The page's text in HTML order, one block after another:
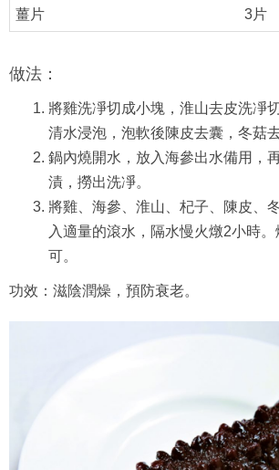
薑片 3片
做法：
將雞洗凈切成小塊，淮山去皮洗凈
清水浸泡，泡軟後陳皮去囊，冬菇去
鍋內燒開水，放入海參出水備用，
漬，撈出洗凈。
將雞、海參、淮山、杞子、陳皮、
入適量的滾水，隔水慢火燉2小時
可。
功效：滋陰潤燥，預防衰老。